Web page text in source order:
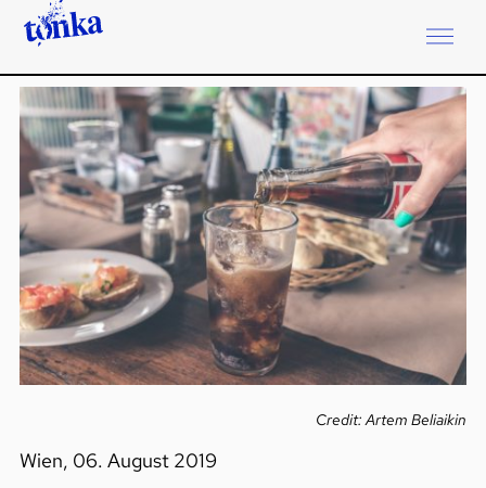
Credit: Artem Beliaikin
Wien, 06. August 2019